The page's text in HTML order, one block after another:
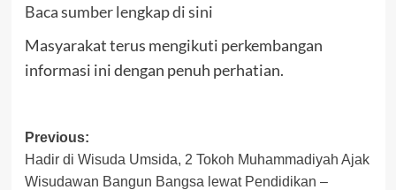
Baca sumber lengkap di sini
Masyarakat terus mengikuti perkembangan
informasi ini dengan penuh perhatian.
Post
navigation
Previous:
Hadir di Wisuda Umsida, 2 Tokoh Muhammadiyah Ajak
Wisudawan Bangun Bangsa lewat Pendidikan –